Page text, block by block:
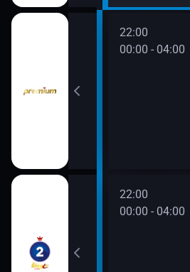
22:00
00:00 - 04:00
22:00
00:00 - 04:00